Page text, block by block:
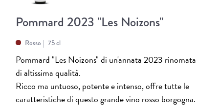
Pommard 2023 "Les Noizons"
Rosso 75 cl
Pommard "Les Noizons" di un'annata 2023 rinomata
di altissima qualità.
Ricco ma untuoso, potente e intenso, offre tutte le
caratteristiche di questo grande vino rosso borgogna.